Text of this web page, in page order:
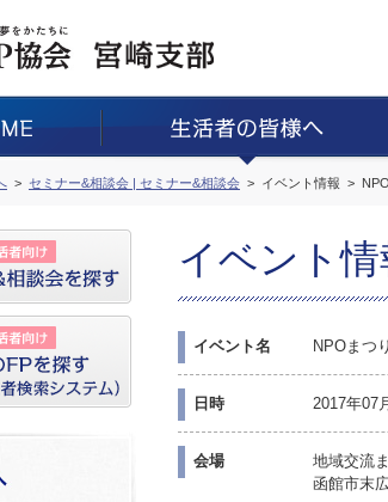
セミナー&相談会 | セミナー&相談会 イベント情報
イベント情
イベント名 NPOまつり
日時 2017年07
会場
地域交流
函館市末